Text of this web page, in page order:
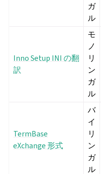
ガ
ル
Inno Setup INI の翻
訳
モ
ノ
リ
ン
ガ
ル
TermBase
eXchange 形式
バ
イ
リ
ン
ガ
ル